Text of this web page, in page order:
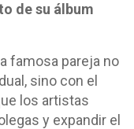
de su álbum
famosa pareja no
sino con el
los artistas
y expandir el